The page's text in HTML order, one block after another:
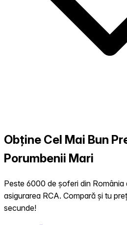
Obține Cel Mai Bun
Porumbenii Mari
Peste 6000 de șoferi din
asigurarea RCA. Compară și tu
secunde!